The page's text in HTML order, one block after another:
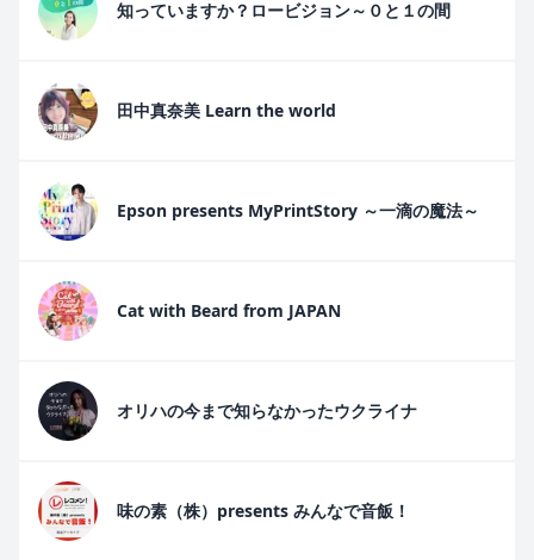
知っていますか？ロービジョン～０と１の間
田中真奈美 Learn the world
Epson presents MyPrintStory ～一滴の魔法～
Cat with Beard from JAPAN
オリハの今まで知らなかったウクライナ
味の素（株）presents みんなで音飯！